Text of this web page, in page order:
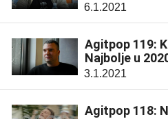
6.1.2021
Agitpop 119:
Najbolje u
3.1.2021
Agitpop 118: